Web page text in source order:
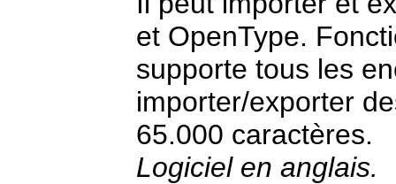
et OpenType.
supporte tous les
importer/exporter
65.000 caractères.
Logiciel en anglais.